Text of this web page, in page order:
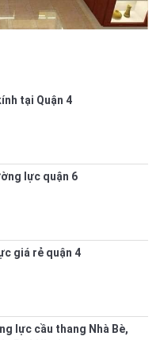
tại Quận 4
lực quận 6
giá rẻ quận 4
lực cầu thang Nhà Bè,